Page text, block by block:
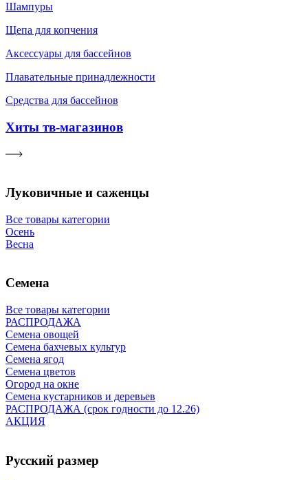
Шампуры
Щепа для копчения
Аксессуары для бассейнов
Плавательные принадлежности
Средства для бассейнов
Хиты тв-магазинов
Луковичные и саженцы
Все товары категории
Осень
Весна
Семена
Все товары категории
РАСПРОДАЖА
Семена овощей
Семена бахчевых культур
Семена ягод
Семена цветов
Огород на окне
Семена кустарников и деревьев
РАСПРОДАЖА (срок годности до 12.26)
АКЦИЯ
Русский размер